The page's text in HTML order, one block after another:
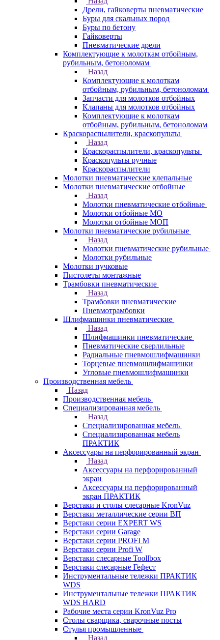
Дрели, гайковерты пневматические
Буры для скальных пород
Буры по бетону
Гайковерты
Пневматические дрели
Комплектующие к молоткам отбойным,
рубильным, бетоноломам
Назад
Комплектующие к молоткам
отбойным, рубильным, бетоноломам
Запчасти для молотков отбойных
Клапаны для молотков отбойных
Комплектующие к молоткам
отбойным, рубильным, бетоноломам
Краскораспылители, краскопульты
Назад
Краскораспылители, краскопульты
Краскопульты ручные
Краскораспылители
Молотки пневматические клепальные
Молотки пневматические отбойные
Назад
Молотки пневматические отбойные
Молотки отбойные МО
Молотки отбойные МОП
Молотки пневматические рубильные
Назад
Молотки пневматические рубильные
Молотки рубильные
Молотки пучковые
Пистолеты монтажные
Трамбовки пневматические
Назад
Трамбовки пневматические
Пневмотрамбовки
Шлифмашинки пневматические
Назад
Шлифмашинки пневматические
Пневматические сверлильные
Радиальные пневмошлифмашинки
Торцевые пневмошлифмашинки
Угловые пневмошлифмашинки
Производственная мебель
Назад
Производственная мебель
Cпециализированная мебель
Назад
Cпециализированная мебель
Специализированная мебель
ПРАКТИК
Аксессуары на перфорированный экран
Назад
Аксессуары на перфорированный
экран
Аксессуары на перфорированный
экран ПРАКТИК
Верстаки и столы слесарные KronVuz
Верстаки металлические серии ВП
Верстаки серии EXPERT WS
Верстаки серии Garage
Верстаки серии PROFI M
Верстаки серии Profi W
Верстаки слесарные Toollbox
Верстаки слесарные Гефест
Инструментальные тележки ПРАКТИК
WDS
Инструментальные тележки ПРАКТИК
WDS HARD
Рабочие места серии KronVuz Pro
Столы сварщика, сварочные посты
Стулья промышленные
Назад